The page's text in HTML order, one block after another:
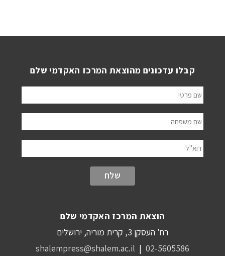
הוצאת המרכז האקדמי שלם
רח' העסקן 3, קרית מוריה, ירושלים
shalempress@shalem.ac.il | 02-5605586
קבלו עדכונים מהוצאת המרכז האקדמי שלם
שם פרטי
שם משפחה
דוא"ל